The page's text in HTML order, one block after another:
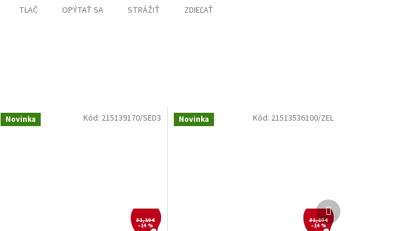
TLAČ OPÝTAŤ SA STRÁŽIŤ ZDIEĽAŤ
Novinka
31,10 €
–14 %
Kód: 215139170/SED3 Novinka
31,10 €
–14 %
Kód: 21513536100/ZEL
Ďalší
produkt